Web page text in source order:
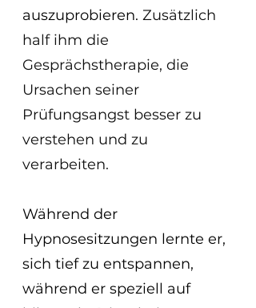
auszuprobieren. Zusätzlich
half ihm die
Gesprächstherapie, die
Ursachen seiner
Prüfungsangst besser zu
verstehen und zu
verarbeiten.
Während der
Hypnosesitzungen lernte er,
sich tief zu entspannen,
während er speziell auf